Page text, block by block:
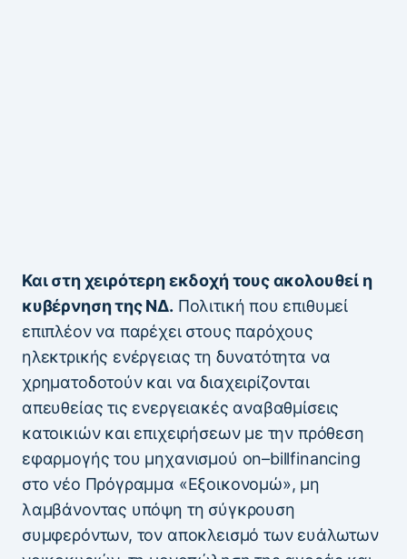
Και στη χειρότερη εκδοχή τους ακολουθεί η
κυβέρνηση της ΝΔ. Πολιτική που επιθυμεί
επιπλέον να παρέχει στους παρόχους
ηλεκτρικής ενέργειας τη δυνατότητα να
χρηματοδοτούν και να διαχειρίζονται
απευθείας τις ενεργειακές αναβαθμίσεις
κατοικιών και επιχειρήσεων με την πρόθεση
εφαρμογής του μηχανισμού on–billfinancing
στο νέο Πρόγραμμα «Εξοικονομώ», μη
λαμβάνοντας υπόψη τη σύγκρουση
συμφερόντων, τον αποκλεισμό των ευάλωτων